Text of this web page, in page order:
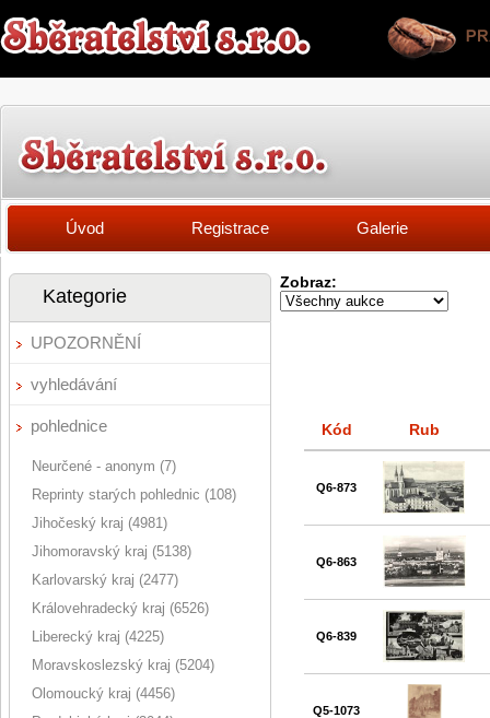
Úvod Registrace Galerie
Kategorie
UPOZORNĚNÍ
vyhledávání
pohlednice
Neurčené - anonym (7)
Reprinty starých pohlednic (108)
Jihočeský kraj (4981)
Jihomoravský kraj (5138)
Karlovarský kraj (2477)
Královehradecký kraj (6526)
Liberecký kraj (4225)
Moravskoslezský kraj (5204)
Olomoucký kraj (4456)
Zobraz:
Kód Rub
Q6-873
Q6-863
Q6-839
Q5-1073